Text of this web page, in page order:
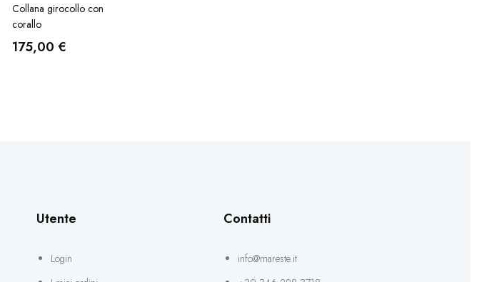
Collana girocollo con
corallo
175,00 €
Utente
Login
Contatti
info@mareste.it